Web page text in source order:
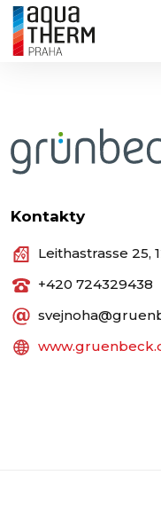
Kontakty
Leithastrasse 25,
+420 724329438